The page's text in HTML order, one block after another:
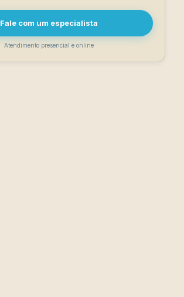
Fale com um especialista
Atendimento presencial e online